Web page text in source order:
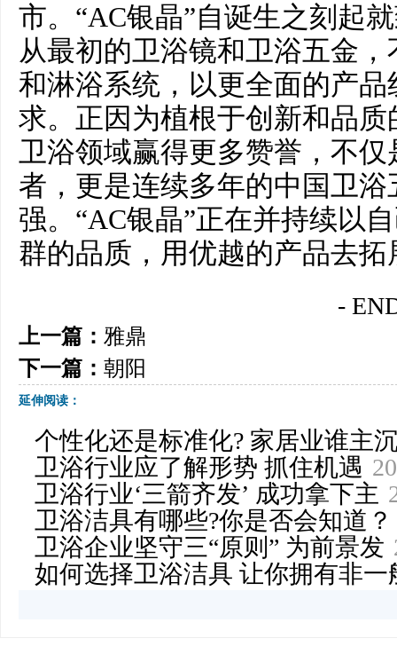
市。“AC银晶”自诞生之刻起
从最初的卫浴镜和卫浴五金
和淋浴系统，以更全面的产
求。正因为植根于创新和品
卫浴领域赢得更多赞誉，不
者，更是连续多年的中国卫
强。“AC银晶”正在并持续以
群的品质，用优越的产品去
-
上一篇： 雅鼎
下一篇： 朝阳
延伸阅读：
个性化还是标准化? 家居业谁主
卫浴行业应了解形势 抓住机遇
卫浴行业‘三箭齐发’ 成功拿下主
卫浴洁具有哪些?你是否会知道？
卫浴企业坚守三“原则” 为前景发
如何选择卫浴洁具 让你拥有非一